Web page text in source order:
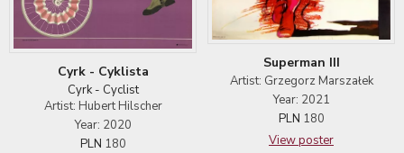
Cyrk - Cyklista
Cyrk - Cyclist
Artist: Hubert Hilscher
Year: 2020
PLN 180
Superman III
Artist: Grzegorz Marszałek
Year: 2021
PLN 180
View poster